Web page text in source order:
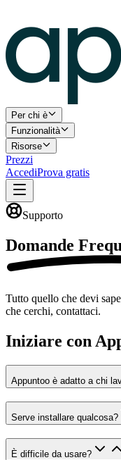
Per chi è
Funzionalità
Risorse
Prezzi
AccediProva gratis
Supporto
Domande
Tutto quello che devi
che cerchi, contattaci.
Iniziare con
Appuntoo è adatto a chi
Serve installare qualcosa?
È difficile da usare?